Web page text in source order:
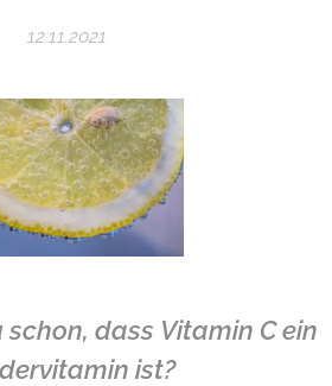
12.11.2021
dass Vitamin C ein
ist?